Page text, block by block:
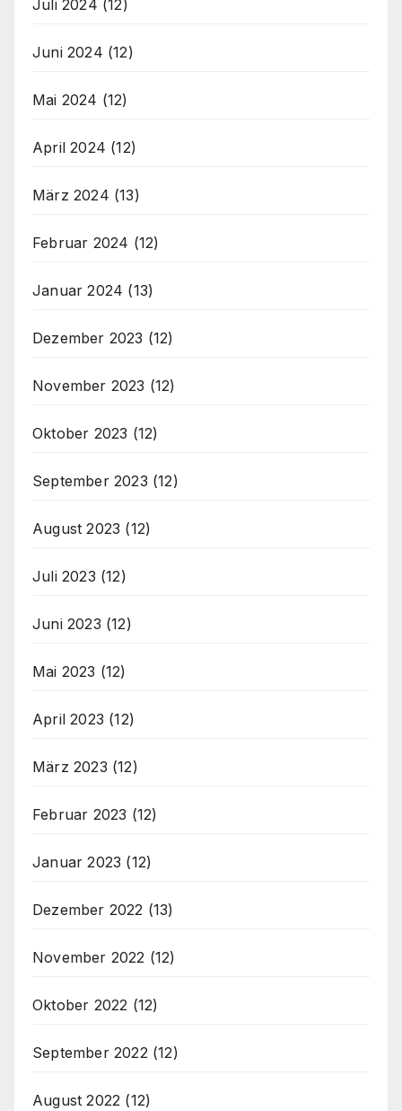
Juli 2024 (12)
Juni 2024 (12)
Mai 2024 (12)
April 2024 (12)
März 2024 (13)
Februar 2024 (12)
Januar 2024 (13)
Dezember 2023 (12)
November 2023 (12)
Oktober 2023 (12)
September 2023 (12)
August 2023 (12)
Juli 2023 (12)
Juni 2023 (12)
Mai 2023 (12)
April 2023 (12)
März 2023 (12)
Februar 2023 (12)
Januar 2023 (12)
Dezember 2022 (13)
November 2022 (12)
Oktober 2022 (12)
September 2022(12)
August 2022 (12)